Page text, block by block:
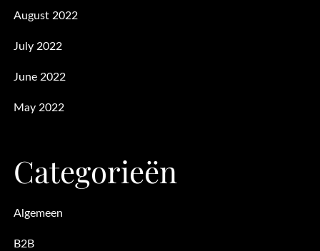
August 2022
July 2022
June 2022
May 2022
Categorieën
Algemeen
B2B